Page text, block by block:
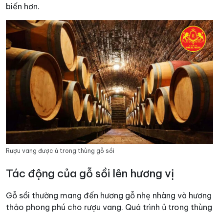
biến hơn.
Rượu vang được ủ trong thùng gỗ sồi
Tác động của gỗ sồi lên hương vị
Gỗ sồi thường mang đến hương gỗ nhẹ nhàng và hương
thảo phong phú cho rượu vang. Quá trình ủ trong thùng